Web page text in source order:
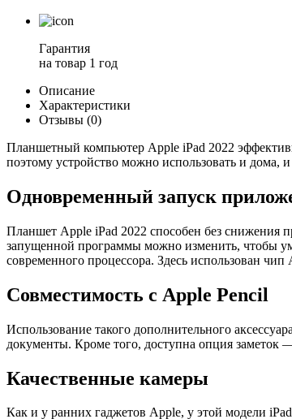
Гарантия
на товар 1 год
Описание
Характеристики
Отзывы (0)
Планшетный компьютер Apple iPad 2022
поэтому устройство можно использовать и
Одновременный запуск
Планшет Apple iPad 2022 способен без снижения
запущенной программы можно изменить, чтобы
современного процессора. Здесь использован
Совместимость с Apple Pencil
Использование такого дополнительного
документы. Кроме того, доступна опция заметок
Качественные камеры
Как и у ранних гаджетов Apple, у этой модели